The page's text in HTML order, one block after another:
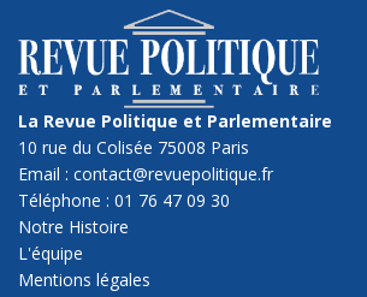
La Revue Politique et Parlementaire
10 rue du Colisée 75008 Paris
Email : contact@revuepolitique.fr
Téléphone : 01 76 47 09 30
Notre Histoire
L'équipe
Mentions légales